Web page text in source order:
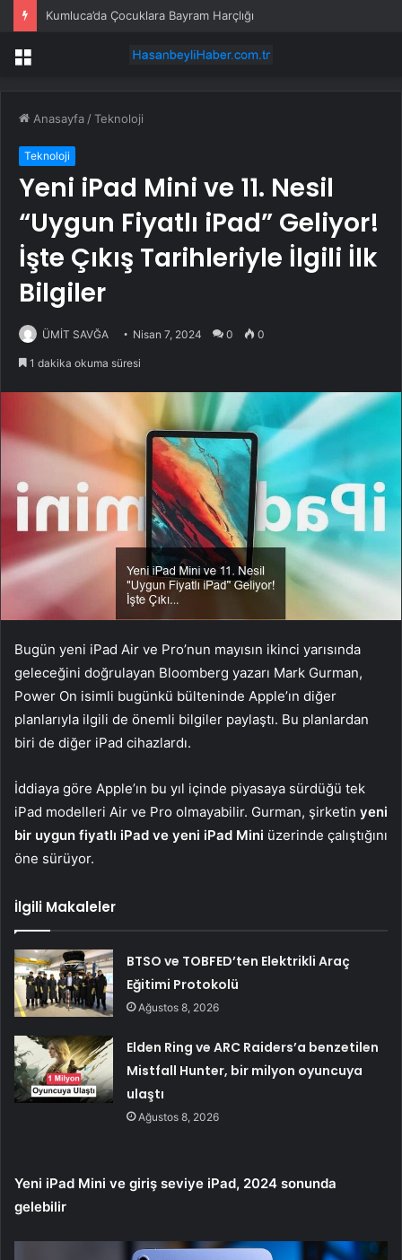
Kumluca’da Çocuklara Bayram Harçlığı
Menü
Anasayfa /Teknoloji
Teknoloji
Yeni iPad Mini ve 11. Nesil
“Uygun Fiyatlı iPad” Geliyor!
İşte Çıkış Tarihleriyle İlgili İlk
Bilgiler
ÜMİT SAVĞA Nisan 7, 2024 0 0
1 dakika okuma süresi
Bugün yeni iPad Air ve Pro’nun mayısın ikinci yarısında
geleceğini doğrulayan Bloomberg yazarı Mark Gurman,
Power On isimli bugünkü bülteninde Apple’ın diğer
planlarıyla ilgili de önemli bilgiler paylaştı. Bu planlardan
biri de diğer iPad cihazlardı.
İddiaya göre Apple’ın bu yıl içinde piyasaya sürdüğü tek
iPad modelleri Air ve Pro olmayabilir. Gurman, şirketin yeni
bir uygun fiyatlı iPad ve yeni iPad Mini üzerinde çalıştığını
öne sürüyor.
İlgili Makaleler
BTSO ve TOBFED’ten Elektrikli Araç
Eğitimi Protokolü
Ağustos 8, 2026
Elden Ring ve ARC Raiders’a benzetilen
Mistfall Hunter, bir milyon oyuncuya
ulaştı
Ağustos 8, 2026
Yeni iPad Mini ve giriş seviye iPad, 2024 sonunda
gelebilir